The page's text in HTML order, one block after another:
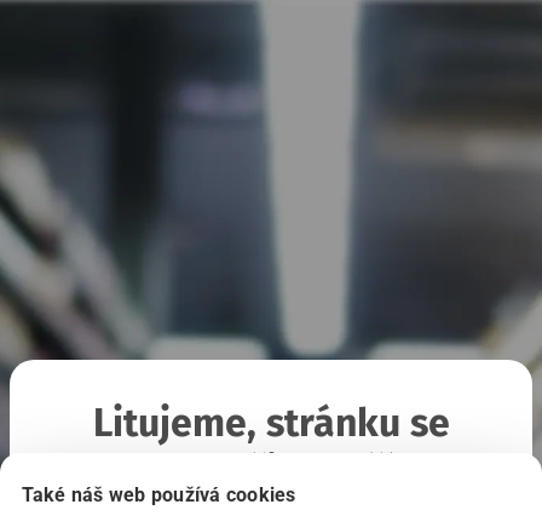
Také náš web používá cookies
Litujeme, stránku se